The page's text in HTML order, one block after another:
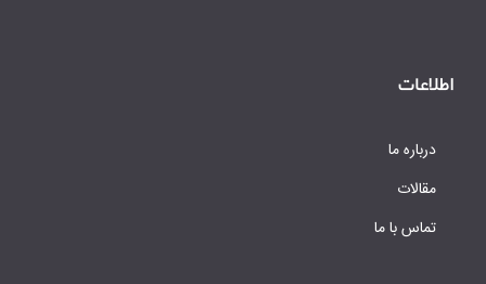
اطلاعات
درباره ما
مقالات
تماس با ما